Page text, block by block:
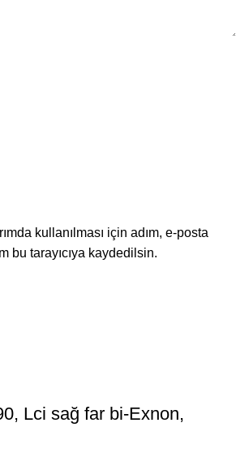
kullanılması için adım, e-posta
bu tarayıcıya kaydedilsin.
Lci sağ far bi-Exnon,